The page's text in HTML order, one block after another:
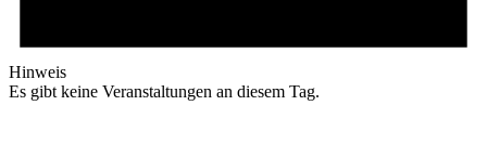
Hinweis
Es gibt keine Veranstaltungen an diesem Tag.